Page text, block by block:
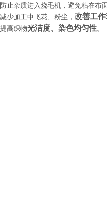
防止杂质进入烧毛机，避免粘在布
减少加工中飞花、粉尘， 改善工
提高织物光洁度、染色均匀性。